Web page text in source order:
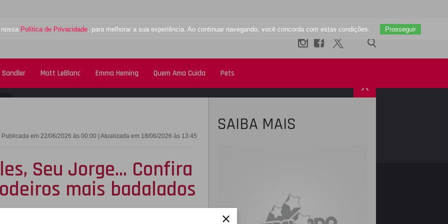
×
Política de Privacidade, para melhorar a sua experiência. Ao continuar navegando, você concorda com estas condições. Prosseguir
Sandler Matt LeBlanc Emma Heming Quem Ama Cuida Pets
X
Publicada em 22/06/2026 às 00:00 | Atualizada em 18/06/2026 às 13:45
Seu Jorge... Confira
mais badalados
SAIBA MAIS
TWITTER INSTAGRAM